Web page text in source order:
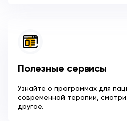
Полезные сервисы
Узнайте о программах для
современной терапии,
другое.